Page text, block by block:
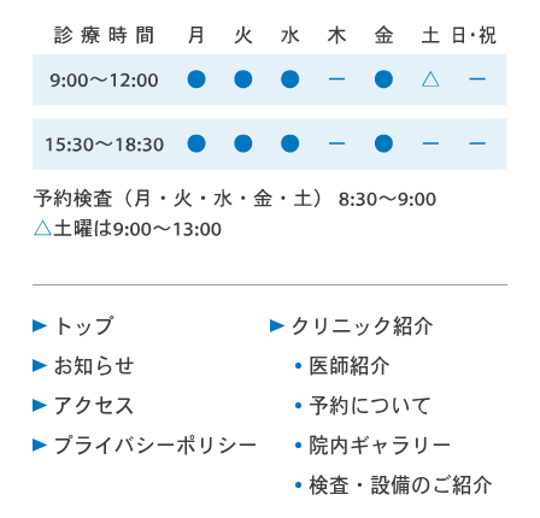
トップ
お知らせ
アクセス
プライバシーポリシー
クリニック紹介
医師紹介
予約について
院内ギャラリー
検査・設備のご紹介